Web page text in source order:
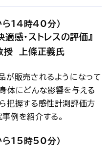
14時40分）
感・ストレスの評価』
授 上條正義氏
が販売されるようになって
体にどんな影響を与える
把握する感性計測評価方
例を紹介する。
15時50分）